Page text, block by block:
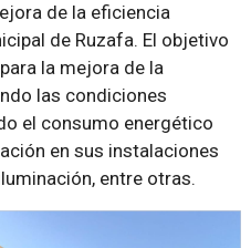
de la eficiencia
de Ruzafa. El objetivo
la mejora de la
las condiciones
el consumo energético
en sus instalaciones
entre otras.